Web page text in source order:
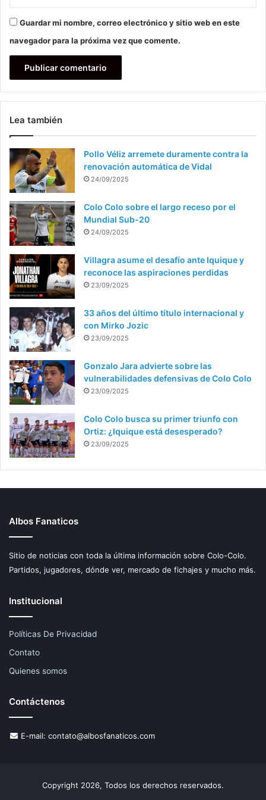
Guardar mi nombre, correo electrónico y sitio web en este
navegador para la próxima vez que comente.
Lea también
Pollo Véliz arremete duramente contra la
renovación automática de Vidal
24/09/2025
Colo Colo sobre el largo receso por el
Mundial Sub-20
24/09/2025
Villagra asume el desafío ante Iquique y
reconoce las aspiraciones perdidas
23/09/2025
33 años del último título internacional y
con Mirko Jozic
23/09/2025
Gonzalo Jara advierte sobre las
vulnerabilidades defensivas de Colo Colo
23/09/2025
Colo Colo busca su primer triunfo con
Ortiz: ¿Iquique está desesperado?
23/09/2025
Albos Fanaticos
Sitio de noticias con toda la última información sobre Colo-Colo.
Partidos, jugadores, dónde ver, mercado de fichajes y mucho más.
Institucional
Políticas De Privacidad
Contato
Quienes somos
Contáctenos
E-mail: contato@albosfanaticos.com
Copyright 2026, Todos los derechos reservados.